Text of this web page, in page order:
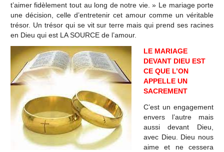
t’aimer fidèlement tout au long de notre vie. » Le mariage porte
une décision, celle d’entretenir cet amour comme un véritable
trésor. Un trésor qui se vit sur terre mais qui prend ses racines
en Dieu qui est LA SOURCE de l’amour.
LE MARIAGE
DEVANT DIEU EST
CE QUE L’ON
APPELLE UN
SACREMENT
C’est un engagement
envers l’autre mais
aussi devant Dieu,
avec Dieu. Dieu nous
aime et ne cessera